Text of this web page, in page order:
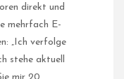
direkt und
mehrfach E-
„Ich verfolge
stehe aktuell